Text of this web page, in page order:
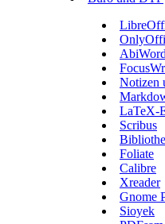
AbiWord
Notizen
LaTeX-
Scribus
Foliate
Calibre
Xreader
Gnome
Sioyek